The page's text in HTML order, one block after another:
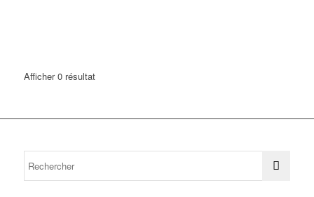
Afficher 0 résultat